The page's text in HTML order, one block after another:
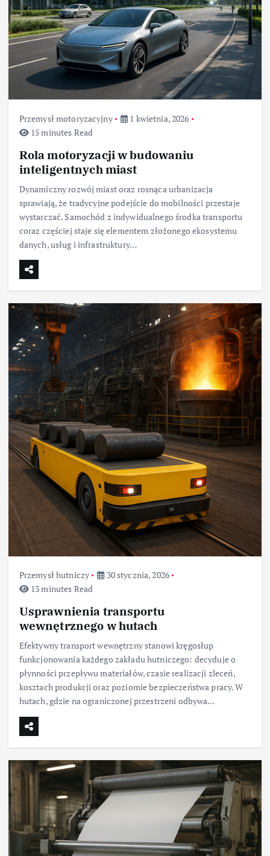
Przemysł motoryzacyjny
1 kwietnia, 2026
15 minutes Read
Rola motoryzacji w budowaniu
inteligentnych miast
Dynamiczny rozwój miast oraz rosnąca urbanizacja
sprawiają, że tradycyjne podejście do mobilności przestaje
wystarczać. Samochód z indywidualnego środka transportu
coraz częściej staje się elementem złożonego ekosystemu
danych, usług i infrastruktury…
Przemysł hutniczy
30 stycznia, 2026
13 minutes Read
Usprawnienia transportu
wewnętrznego w hutach
Efektywny transport wewnętrzny stanowi kręgosłup
funkcjonowania każdego zakładu hutniczego: decyduje o
płynności przepływu materiałów, czasie realizacji zleceń,
kosztach produkcji oraz poziomie bezpieczeństwa pracy. W
hutach, gdzie na ograniczonej przestrzeni odbywa…